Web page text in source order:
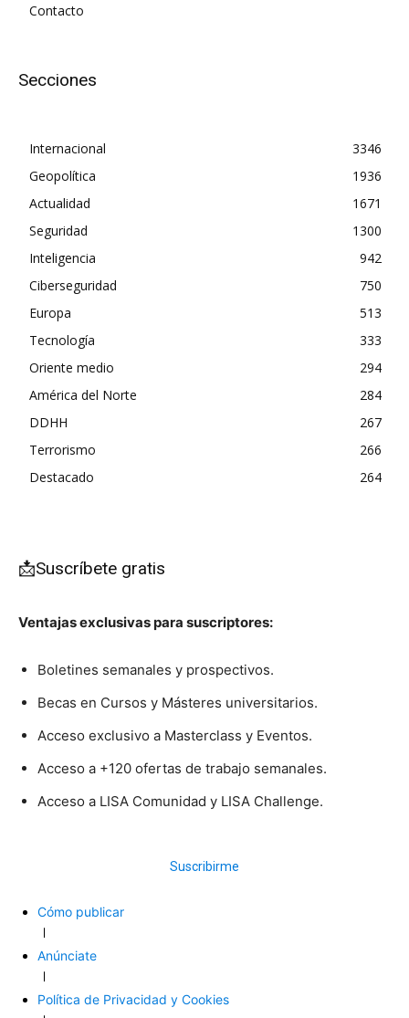
Contacto
Secciones
Internacional
3346
Geopolítica
1936
Actualidad
1671
Seguridad
1300
Inteligencia
942
Ciberseguridad
750
Europa
513
Tecnología
333
Oriente medio
294
América del Norte
284
DDHH
267
Terrorismo
266
Destacado
264
📩Suscríbete gratis
Ventajas exclusivas para suscriptores:
Boletines semanales y prospectivos.
Becas en Cursos y Másteres universitarios.
Acceso exclusivo a Masterclass y Eventos.
Acceso a +120 ofertas de trabajo semanales.
Acceso a LISA Comunidad y LISA Challenge.
Suscribirme
Cómo publicar
Anúnciate
Política de Privacidad y Cookies